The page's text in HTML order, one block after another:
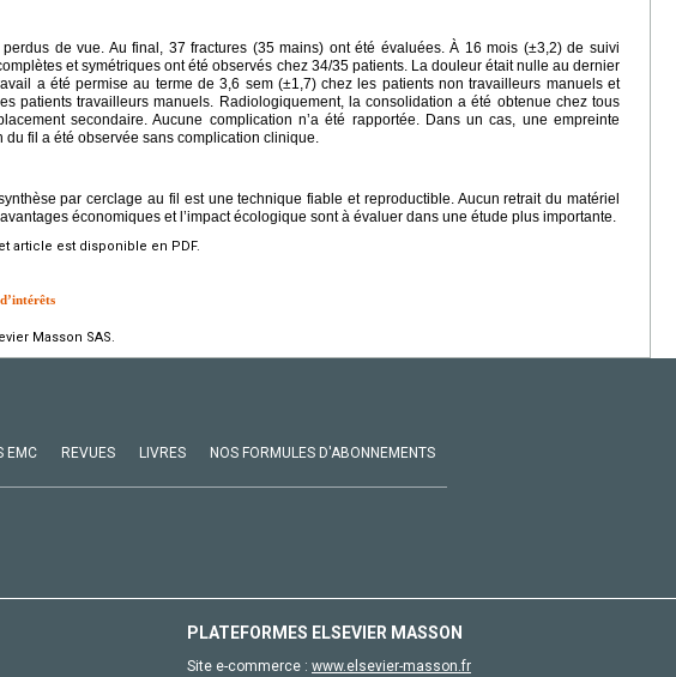
de vue. Au final, 37 fractures (35 mains) ont été évaluées. À 16 mois (±3,2) de suivi
et symétriques ont été observés chez 34/35 patients. La douleur était nulle au dernier
a été permise au terme de 3,6 sem (±1,7) chez les patients non travailleurs manuels et
patients travailleurs manuels. Radiologiquement, la consolidation a été obtenue chez tous
secondaire. Aucune complication n’a été rapportée. Dans un cas, une empreinte
du fil a été observée sans complication clinique.
par cerclage au fil est une technique fiable et reproductible. Aucun retrait du matériel
économiques et l’impact écologique sont à évaluer dans une étude plus importante.
article est disponible en PDF.
Masson SAS.
EMC REVUES LIVRES NOS FORMULES D'ABONNEMENTS
PLATEFORMES ELSEVIER MASSON
Site e-commerce : www.elsevier-masson.fr